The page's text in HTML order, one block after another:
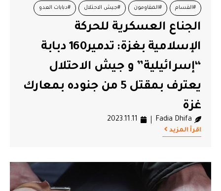
#القسام #المقاومون #جيش الاحتلال #دبابات العدو
#غزة #معارك غزة
الجناع العسكرية للحركة
الإسلامية بغزة: تدمير160 دبابة
“إسرائيلية” و جيش الاحتلال
يعترف بمقتل 5 من جنوده بمعارك
غزة
Fadia Dhifa
2023.11.11
اقرأ المزيد